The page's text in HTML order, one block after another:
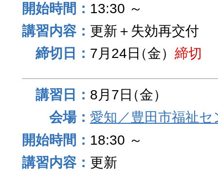
13:30 ～
更新＋失効再交付
7月24日（金） 締切
8月7日（金）
愛知／豊田市福祉セ
18:30 ～
更新